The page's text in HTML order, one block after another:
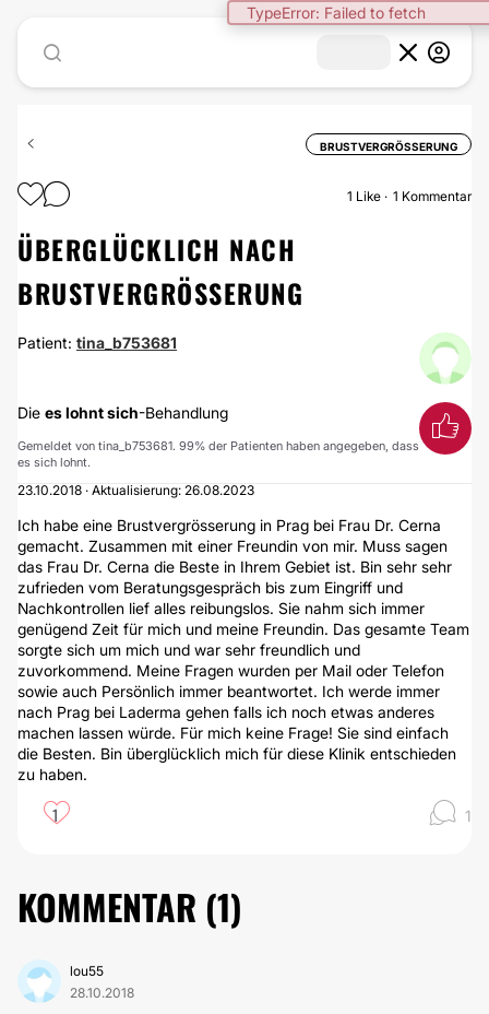
TypeError: Failed to fetch
BRUSTVERGRÖSSERUNG
1 Like 1 Kommentar
ÜBERGLÜCKLICH NACH
BRUSTVERGRÖSSERUNG
Patient: tina_b753681
Die es lohnt sich-Behandlung
Gemeldet von tina_b753681. 99% der Patienten haben angegeben, dass
es sich lohnt.
23.10.2018 · Aktualisierung: 26.08.2023
Ich habe eine Brustvergrösserung in Prag bei Frau Dr. Cerna
gemacht. Zusammen mit einer Freundin von mir. Muss sagen
das Frau Dr. Cerna die Beste in Ihrem Gebiet ist. Bin sehr sehr
zufrieden vom Beratungsgespräch bis zum Eingriff und
Nachkontrollen lief alles reibungslos. Sie nahm sich immer
genügend Zeit für mich und meine Freundin. Das gesamte Team
sorgte sich um mich und war sehr freundlich und
zuvorkommend. Meine Fragen wurden per Mail oder Telefon
sowie auch Persönlich immer beantwortet. Ich werde immer
nach Prag bei Laderma gehen falls ich noch etwas anderes
machen lassen würde. Für mich keine Frage! Sie sind einfach
die Besten. Bin überglücklich mich für diese Klinik entschieden
zu haben.
1 1
KOMMENTAR (1)
lou55
28.10.2018